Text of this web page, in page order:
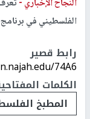
النجاح الإخباري -
الفلسطيني في
رابط قصير
74A6/
الكلمات
المطبخ